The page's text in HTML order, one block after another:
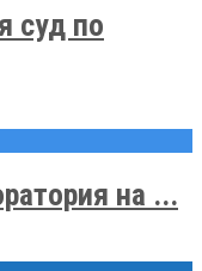
суд по
на ...